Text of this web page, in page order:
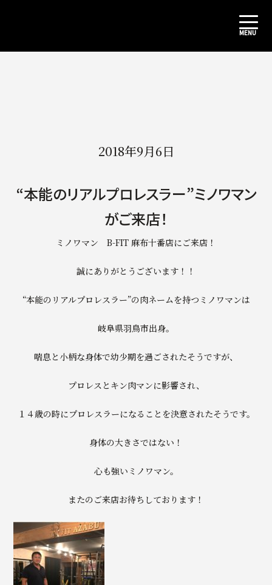
2018年9月6日
“本能のリアルプロレスラー”ミノワマン
がご来店！
ミノワマン B-FIT 麻布十番店にご来店！
誠にありがとうございます！！
“本能のリアルプロレスラー”の肉ネームを持つミノワマンは
岐阜県羽鳥市出身。
喘息と小柄な身体で幼少期を過ごされたそうですが、
プロレスとキン肉マンに影響され、
１４歳の時にプロレスラーになることを決意されたそうです。
身体の大きさではない！
心も強いミノワマン。
またのご来店お待ちしております！